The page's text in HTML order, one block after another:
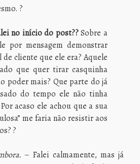
?
no início do post??Sobre a
por mensagem demonstrar
cliente que ele era? Aquele
que quer tirar casquinha
poder mais? Que parte do já
do tempo ele não tinha
acaso ele achou que a sua
me faria não resistir aos
?
– Falei calmamente, mas já